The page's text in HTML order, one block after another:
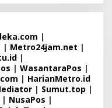
|
| Metro24jam.net |
|
| WasantaraPos |
| HarianMetro.id
| Sumut.top |
| NusaPos |